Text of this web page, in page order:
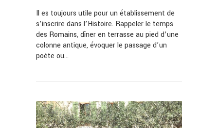
Il es toujours utile pour un établissement de
s’inscrire dans l’Histoire. Rappeler le temps
des Romains, dîner en terrasse au pied d’une
colonne antique, évoquer le passage d’un
poète ou…